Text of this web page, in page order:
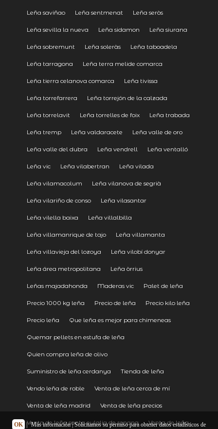
Leña saviñao Leña sentmenat Leña seròs
Leña sevilla la nueva Leña sidamon Leña siurana
Leña sobremunt Leña soleràs Leña taboadela
Leña tarragona Leña terra melide comarca
Leña tierra celanova comarca Leña tivissa
Leña torrefarrera Leña torrejón de la calzada
Leña torrelavit Leña torrelles de foix Leña trabada
Leña tremp Leña valdaracete Leña valle de oro
Leña valle del dubra Leña vendrell Leña ventalló
Leña vic Leña vilabertran Leña vilada
Leña vilamacolum Leña vilanova de segrià
Leña vilariño de conso Leña vilasantar
Leña vilella baixa Leña villalbilla
Leña villamanrique de tajo Leña villamanta
Leña villavieja del lozoya Leña vilobí donyar
Leña área metropolitana Leña òrrius
Leñas majadahonda Maderas vic Palet de leña
Precio 1000 kg leña Precio de leña Precio kilo leña
Precio leña Que leña es mejor para chimeneas
Quemar pellets en estufa de leña
Quien compra leña de olivo
Suministro de leña cerdanya Tienda de leña
Vendo leña de roble Venta de leña cerca de mí
Venta de leña madrid Venta de leña precios
Venta de leña santa eulalia de ronana Venta de leña
OK | Más información| Solicitamos su permiso para obtener datos estadísticos de